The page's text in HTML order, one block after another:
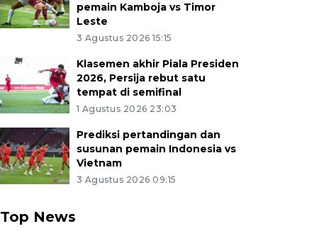
pemain Kamboja vs Timor
Leste
3 Agustus 2026 15:15
Klasemen akhir Piala Presiden
2026, Persija rebut satu
tempat di semifinal
1 Agustus 2026 23:03
Prediksi pertandingan dan
susunan pemain Indonesia vs
Vietnam
3 Agustus 2026 09:15
Top News